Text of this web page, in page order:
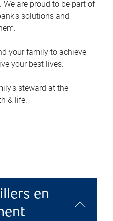
are proud to be part of
solutions and
your family to achieve
your best lives.
steward at the
& life.
en